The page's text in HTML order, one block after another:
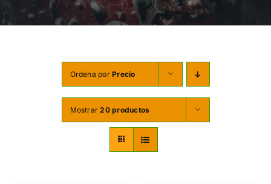
SOBRE NOSOTROS
MI CUENTA
CARRITO
Ordena porPrecio
Mostrar20 productos